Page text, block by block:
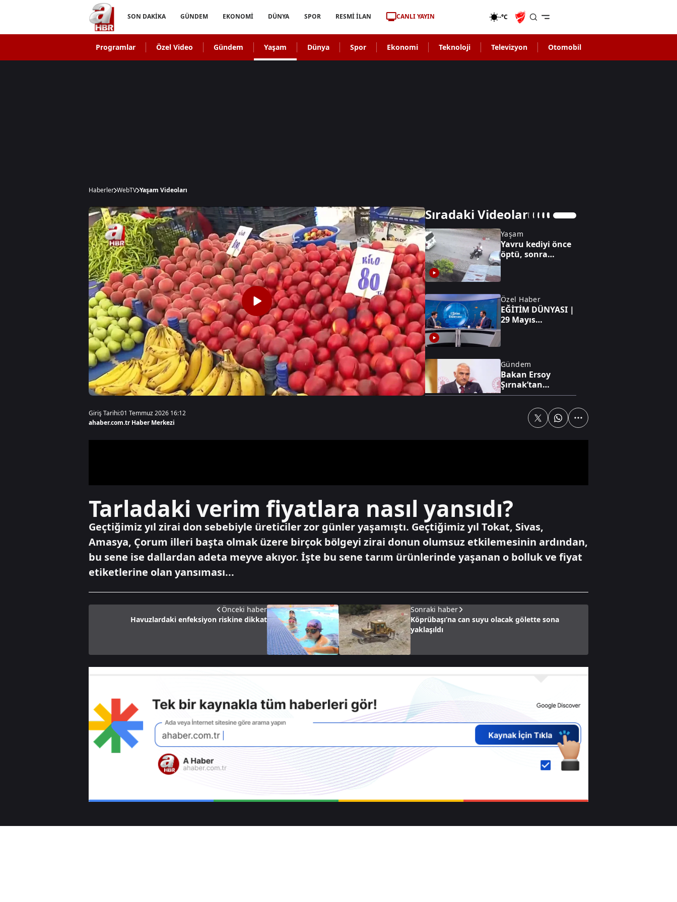
SON DAKİKA GÜNDEM EKONOMİ DÜNYA SPOR RESMİ İLAN CANLI YAYIN -°C
Programlar Özel Video Gündem Yaşam Dünya Spor Ekonomi Teknoloji Televizyon Otomobil
Haberler WebTV Yaşam Videoları
Sıradaki Videolar
Yaşam
Yavru kediyi önce
öptü, sonra
Özel Haber
EĞİTİM DÜNYASI |
29 Mayıs
Gündem
Bakan Ersoy
Şırnak’tan
kütüphanelerdeki
rekorlarını
açıkladı
YAŞ toplantısında
Mısırlı yıldız Salah
Trabzonspor'da
Gündem
kırılma yılı: 2012
Giriş Tarihi:01 Temmuz 2026 16:12
ahaber.com.tr Haber Merkezi
Tarladaki verim fiyatlara nasıl yansıdı?
Geçtiğimiz yıl zirai don sebebiyle üreticiler zor günler yaşamıştı. Geçtiğimiz yıl Tokat, Sivas,
Amasya, Çorum illeri başta olmak üzere birçok bölgeyi zirai donun olumsuz etkilemesinin ardından,
bu sene ise dallardan adeta meyve akıyor. İşte bu sene tarım ürünlerinde yaşanan o bolluk ve fiyat
etiketlerine olan yansıması...
Önceki haber
Havuzlardaki enfeksiyon riskine dikkat
Sonraki haber
Köprübaşı’na can suyu olacak gölette sona
yaklaşıldı